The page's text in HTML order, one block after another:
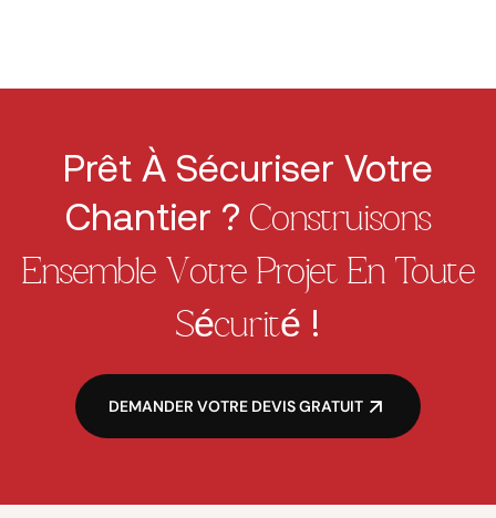
Prêt À Sécuriser Votre
Chantier ? Construisons
Ensemble Votre Projet En Toute
Sécurité !
DEMANDER VOTRE DEVIS GRATUIT